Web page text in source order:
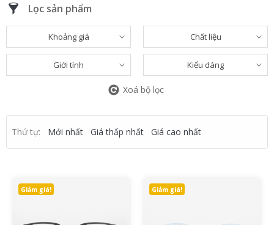
Lọc sản phẩm
Khoảng giá Chất liệu
Giới tính Kiểu dáng
Xoá bộ lọc
Thứ tự: Mới nhất Giá thấp nhất Giá cao nhất
Giảm giá! Giảm giá!